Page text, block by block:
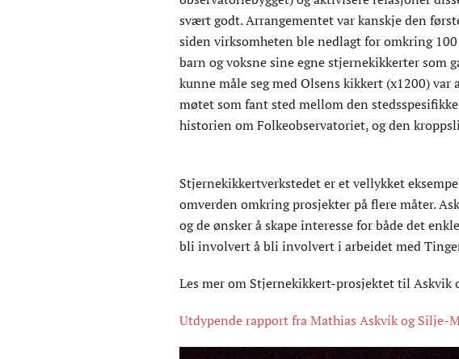
svært godt. Arrangementet var kanskje den
siden virksomheten ble nedlagt for omkring
barn og voksne sine egne stjernekikkerter som
kunne måle seg med Olsens kikkert (x1200)
møtet som fant sted mellom den
historien om Folkeobservatoriet, og den
Stjernekikkertverkstedet er et vellykket
omverden omkring prosjekter på flere måter.
og de ønsker å skape interesse for både det
bli involvert å bli involvert i arbeidet med
Les mer om Stjernekikkert-prosjektet til Askvik
Utdypende rapport fra Mathias Askvik og Silje-